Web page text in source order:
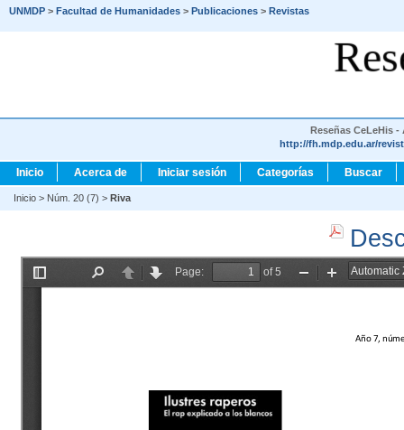
UNMDP > Facultad de Humanidades > Publicaciones > Revistas
Reseñas CeLeHis
http://fh.mdp.edu.ar/
Inicio Acerca de Iniciar sesión Categorías Buscar
Inicio > Núm. 20 (7) > Riva